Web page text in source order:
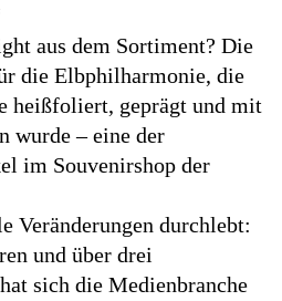
aus dem Sortiment? Die
die Elbphilharmonie, die
heißfoliert, geprägt und mit
wurde – eine der
im Souvenirshop der
Veränderungen durchlebt:
und über drei
sich die Medienbranche